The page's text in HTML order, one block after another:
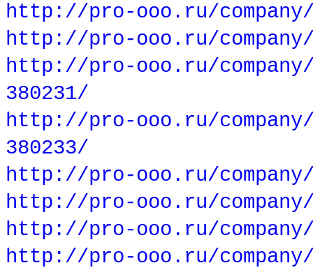
http://pro-ooo.ru/company/
http://pro-ooo.ru/
http://pro-ooo.ru/
380231/
http://pro-ooo.ru/
380233/
http://pro-ooo.ru/
http://pro-ooo.ru/
http://pro-ooo.ru/company/
http://pro-ooo.ru/